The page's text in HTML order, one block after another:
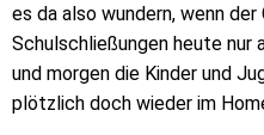
es da also wundern, wenn
Schulschließungen heute
und morgen die Kinder und
plötzlich doch wieder im